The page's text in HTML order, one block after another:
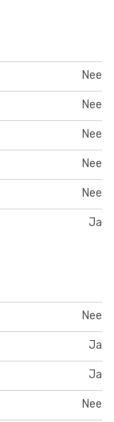
Nee
Nee
Nee
Nee
Nee
Ja
Nee
Ja
Ja
Nee